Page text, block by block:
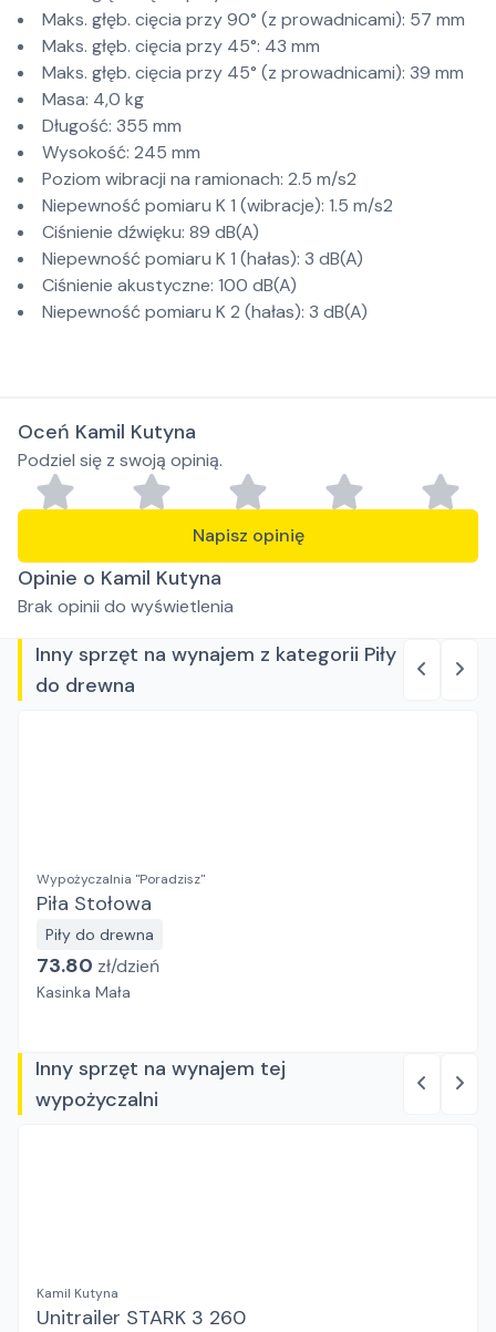
Maks. głęb. cięcia przy 90° (z prowadnicami): 57 mm
Maks. głęb. cięcia przy 45°: 43 mm
Maks. głęb. cięcia przy 45° (z prowadnicami): 39 mm
Masa: 4,0 kg
Długość: 355 mm
Wysokość: 245 mm
Poziom wibracji na ramionach: 2.5 m/s2
Niepewność pomiaru K 1 (wibracje): 1.5 m/s2
Ciśnienie dźwięku: 89 dB(A)
Niepewność pomiaru K 1 (hałas): 3 dB(A)
Ciśnienie akustyczne: 100 dB(A)
Niepewność pomiaru K 2 (hałas): 3 dB(A)
Oceń Kamil Kutyna
Podziel się z swoją opinią.
Napisz opinię
Opinie o Kamil Kutyna
Brak opinii do wyświetlenia
Inny sprzęt na wynajem z kategorii Piły
do drewna
Wypożyczalnia "Poradzisz"
Piła Stołowa
Piły do drewna
73.80 zł/dzień
Kasinka Mała
Inny sprzęt na wynajem tej
wypożyczalni
Kamil Kutyna
Unitrailer STARK 3 260